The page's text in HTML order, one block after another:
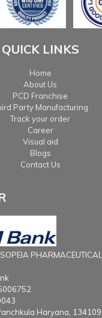
QUICK LINKS
Home
About Us
PCD Franchise
Party Manufacturing
Track your order
Career
Visual aid
Blogs
Contact Us
Haryana, 134109